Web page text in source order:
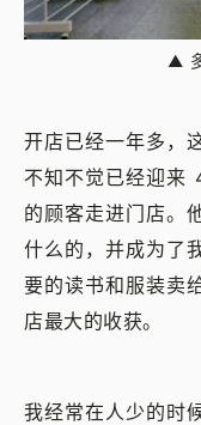
▲
开店已经一年多，
不知不觉已经迎来
的顾客走进门店。
什么的，并成为了
要的读书和服装卖
店最大的收获。
我经常在人少的时